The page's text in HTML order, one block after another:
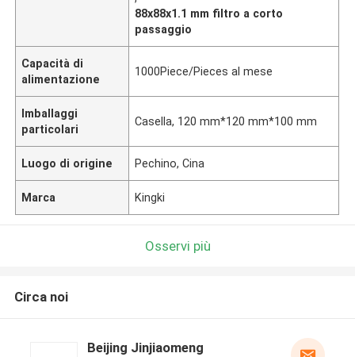
88x88x1.1 mm filtro a corto
passaggio
Capacità di
alimentazione
1000Piece/Pieces al mese
Imballaggi
particolari
Casella, 120 mm*120 mm*100 mm
Luogo di origine Pechino, Cina
Marca Kingki
Osservi più
Circa noi
Beijing Jinjiaomeng